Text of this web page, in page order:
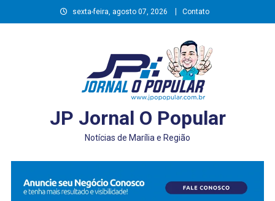
to
sexta-feira, agosto 07, 2026 Contato
JP Jornal O Popular
Notícias de Marília e Região